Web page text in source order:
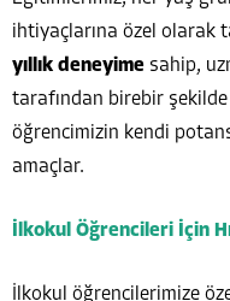
ihtiyaçlarına özel olarak
yıllık deneyime sahip,
tarafından birebir
öğrencimizin kendi
amaçlar.
İlkokul Öğrencileri İçin
İlkokul öğrencilerimize